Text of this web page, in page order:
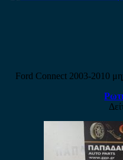
Ford Connect 2003-2010